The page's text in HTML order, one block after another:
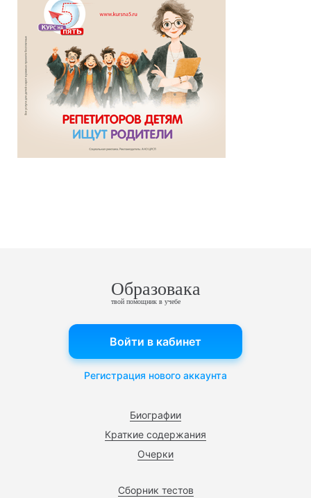
Образовака
твой помощник в учебе
Биографии
Краткие содержания
Очерки
Сборник тестов
Войти в кабинет
Регистрация нового аккаунта